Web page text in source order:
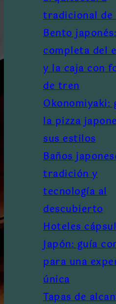
tradicional
Bento
completa del
y la caja con
de tren
Okonomiyaki:
la pizza
sus estilos
Baños
tradición y
tecnología al
descubierto
Hoteles
Japón: guía
para una
única
Tapas de